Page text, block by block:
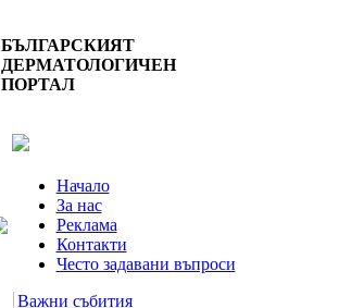
БЪЛГАРСКИЯТ
ДЕРМАТОЛОГИЧЕН
ПОРТАЛ
Начало
За нас
Реклама
Контакти
Често задавани въпроси
Важни събития